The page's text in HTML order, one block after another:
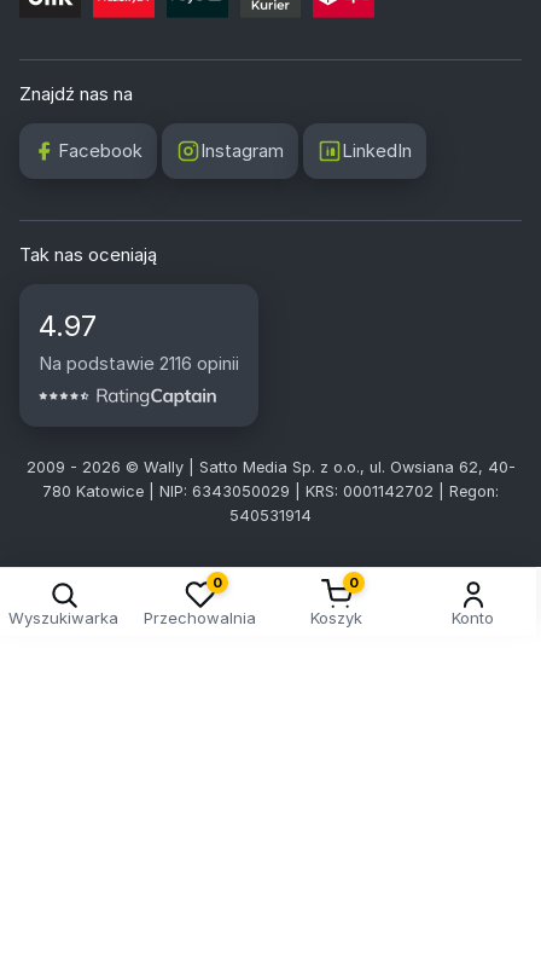
Znajdź nas na
Facebook Instagram LinkedIn
Tak nas oceniają
4.97
Na podstawie 2116 opinii
2009 - 2026 © Wally | Satto Media Sp. z o.o., ul. Owsiana 62, 40-
780 Katowice | NIP: 6343050029 | KRS: 0001142702 | Regon:
540531914
Wyszukiwarka
0
Przechowalnia
0
Koszyk Konto